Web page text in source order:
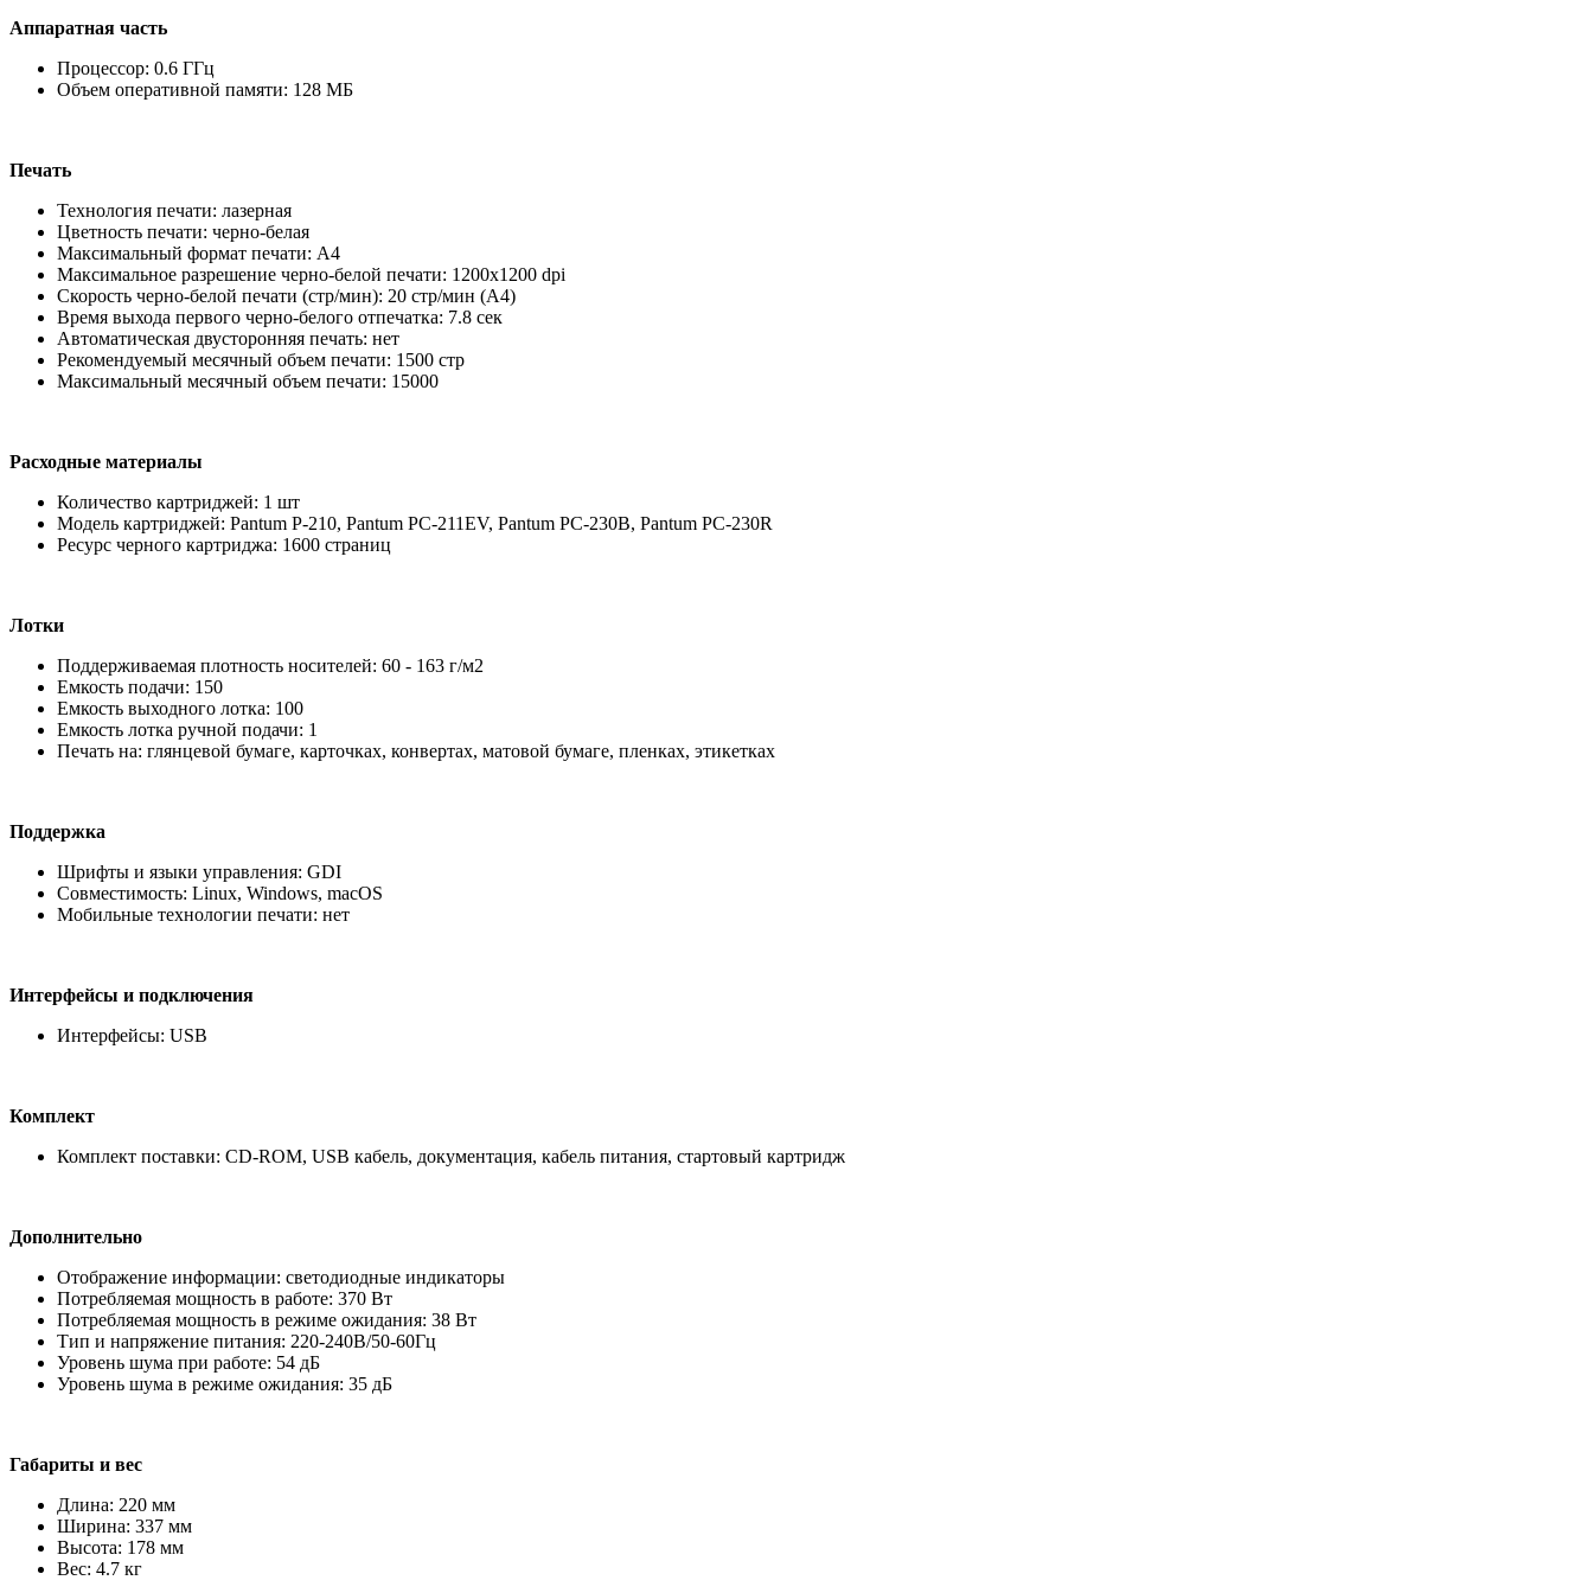
Аппаратная часть
Процессор: 0.6 ГГц
Объем оперативной памяти: 128 МБ
Печать
Технология печати: лазерная
Цветность печати: черно-белая
Максимальный формат печати: A4
Максимальное разрешение черно-белой печати: 1200x1200 dpi
Скорость черно-белой печати (стр/мин): 20 стр/мин (A4)
Время выхода первого черно-белого отпечатка: 7.8 сек
Автоматическая двусторонняя печать: нет
Рекомендуемый месячный объем печати: 1500 стр
Максимальный месячный объем печати: 15000
Расходные материалы
Количество картриджей: 1 шт
Модель картриджей: Pantum P-210, Pantum PC-211EV, Pantum PC-230B, Pantum PC-230R
Ресурс черного картриджа: 1600 страниц
Лотки
Поддерживаемая плотность носителей: 60 - 163 г/м2
Емкость подачи: 150
Емкость выходного лотка: 100
Емкость лотка ручной подачи: 1
Печать на: глянцевой бумаге, карточках, конвертах, матовой бумаге, пленках, этикетках
Поддержка
Шрифты и языки управления: GDI
Совместимость: Linux, Windows, macOS
Мобильные технологии печати: нет
Интерфейсы и подключения
Интерфейсы: USB
Комплект
Комплект поставки: CD-ROM, USB кабель, документация, кабель питания, стартовый картридж
Дополнительно
Отображение информации: светодиодные индикаторы
Потребляемая мощность в работе: 370 Вт
Потребляемая мощность в режиме ожидания: 38 Вт
Тип и напряжение питания: 220-240В/50-60Гц
Уровень шума при работе: 54 дБ
Уровень шума в режиме ожидания: 35 дБ
Габариты и вес
Длина: 220 мм
Ширина: 337 мм
Высота: 178 мм
Вес: 4.7 кг